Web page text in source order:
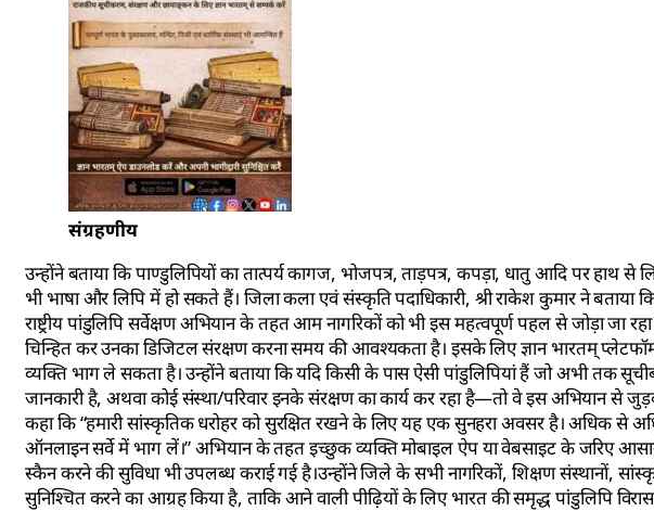
संग्रहणीय
उन्होंने बताया कि पाण्डुलिपियों का तात्पर्य कागज, भोजपत्र, ताड़पत्र, कपड़ा, धातु आदि पर हाथ से
भी भाषा और लिपि में हो सकते हैं। जिला कला एवं संस्कृति पदाधिकारी, श्री राकेश कुमार ने बताया
राष्ट्रीय पांडुलिपि सर्वेक्षण अभियान के तहत आम नागरिकों को भी इस महत्वपूर्ण पहल से जोड़ा जा
चिन्हित कर उनका डिजिटल संरक्षण करना समय की आवश्यकता है। इसके लिए ज्ञान भारतम्
व्यक्ति भाग ले सकता है। उन्होंने बताया कि यदि किसी के पास ऐसी पांडुलिपियां हैं जो अभी तक
जानकारी है, अथवा कोई संस्था/परिवार इनके संरक्षण का कार्य कर रहा है—तो वे इस अभियान से
कहा कि “हमारी सांस्कृतिक धरोहर को सुरक्षित रखने के लिए यह एक सुनहरा अवसर है। अधिक से
ऑनलाइन सर्वे में भाग लें।” अभियान के तहत इच्छुक व्यक्ति मोबाइल ऐप या वेबसाइट के जरिए
स्कैन करने की सुविधा भी उपलब्ध कराई गई है।उन्होंने जिले के सभी नागरिकों, शिक्षण संस्थानों,
सुनिश्चित करने का आग्रह किया है, ताकि आने वाली पीढ़ियों के लिए भारत की समृद्ध पांडुलिपि